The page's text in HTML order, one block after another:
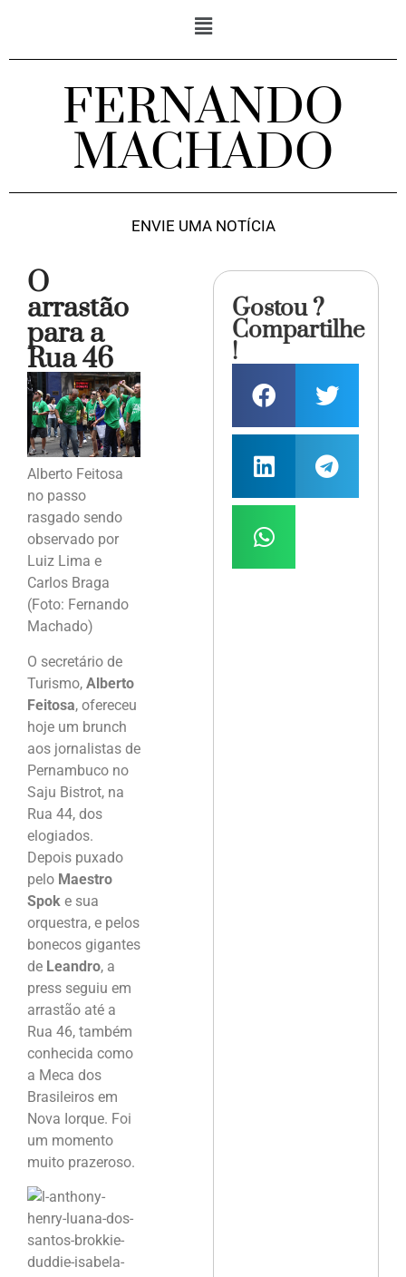
FERNANDO
MACHADO
ENVIE UMA NOTÍCIA
O
arrastão
para a
Rua 46
Alberto Feitosa
no passo
rasgado sendo
observado por
Luiz Lima e
Carlos Braga
(Foto: Fernando
Machado)
O secretário de
Turismo, Alberto
Feitosa, ofereceu
hoje um brunch
aos jornalistas de
Pernambuco no
Saju Bistrot, na
Rua 44, dos
elogiados.
Depois puxado
pelo Maestro
Spok e sua
orquestra, e pelos
bonecos gigantes
de Leandro, a
press seguiu em
arrastão até a
Rua 46, também
conhecida como
a Meca dos
Brasileiros em
Nova Iorque. Foi
um momento
muito prazeroso.
Gostou ?
Compartilhe
!